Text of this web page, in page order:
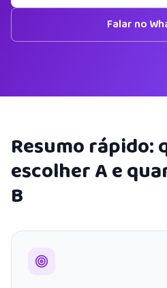
Falar no
Resumo rápido:
escolher A e
B